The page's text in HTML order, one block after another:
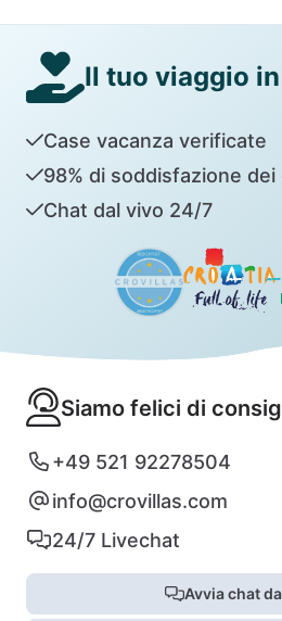
Il tuo viaggio
Case vacanza verificate
98% di soddisfazione dei
Chat dal vivo 24/7
Siamo felici di
+49 521 92278504
info@crovillas.com
24/7 Livechat
Avvia chat